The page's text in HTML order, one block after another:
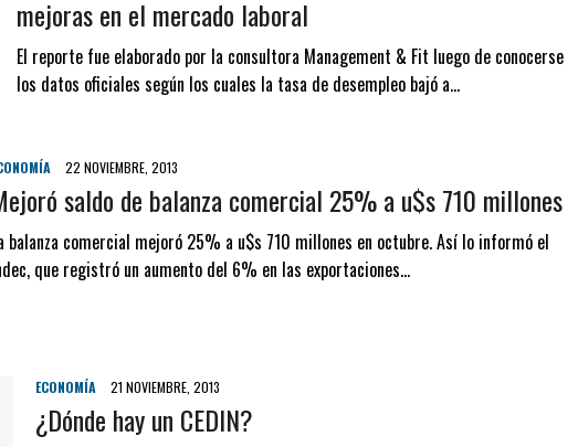
mejoras en el mercado laboral
El reporte fue elaborado por la consultora Management & Fit luego de conocerse
los datos oficiales según los cuales la tasa de desempleo bajó a…
22 NOVIEMBRE, 2013
saldo de balanza comercial 25% a u$s 710 millones
balanza comercial mejoró 25% a u$s 710 millones en octubre. Así lo informó el
que registró un aumento del 6% en las exportaciones…
ECONOMÍA 21 NOVIEMBRE, 2013
¿Dónde hay un CEDIN?